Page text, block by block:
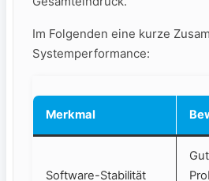
Im Folgenden eine kurze
Systemperformance:
Merkmal
Software-Stabilität